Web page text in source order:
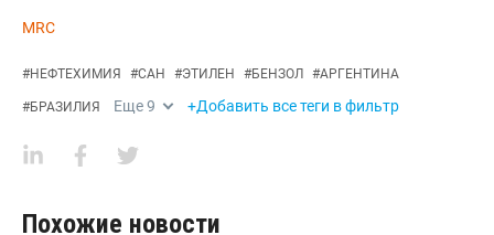
MRC
#НЕФТЕХИМИЯ #САН #ЭТИЛЕН #БЕНЗОЛ #АРГЕНТИНА
#БРАЗИЛИЯ Еще9 +Добавить все теги в фильтр
Похожие новости